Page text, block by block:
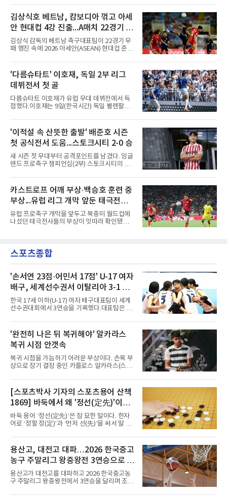
승자는 ACLE 본선에 오르고 패자는 2부 격 대회
인 AFC 챔피언스리그2(ACL2)로 향한다. 강원은
2024시즌 K리그1 준우승 자격으로 나선 지난 시
즌 ACLE에서 창단 첫 아시아 무대를 경험하며
16강에 진출했고, 2025시즌 리그 5위로 이번 출
전권을 얻었다.감바 오사카는 2025-2026시즌
ACL2 결승에서 크리스티아누 호날두의 소속팀
기세도 좋다.최근 리그 2연패로 상승세가 끊긴
강원은 이번 승리로 반등을 노린다. 김대
김상식호 베트남, 캄보디아 꺾고 아세
안 현대컵 4강 진출...A매치 22경기 무
패 질주
김상식 감독의 베트남 축구대표팀이 22경기 무
패 행진 속에 2026 아세안(ASEAN) 현대컵 준결
딘 국립경기장에서 열린 캄보디아와의 조별리그
A조 4차전에서 응우옌 딘 박의 2골과 상대 자책
골을 묶어 3-1로 이겼다. 3승 1무 승점 10으로
싱가포르(승점 8)를 제치고 조 1위를 차지했고,
A매치 연속 무패는 22경기(19승 3무)로 늘렸다.
종전 자국 기록은 18경기였다.2년마다 열리는
현대컵은 '동남아의 월드컵'으로 불리며, 스즈키
패와 통산 4번째 우승을 노린다.준결승 상대 말
레이시아는 8일 필리핀을 1-0
'다름슈타트' 이호재, 독일 2부 리그
데뷔전서 첫 골
다름슈타트 이호재가 유럽 무대 데뷔전에서 득
점했다.이호재는 9일(한국시간) 독일 뵐렌팔토
2027시즌 2.분데스리가(2부) 개막전에서 0-2로
뒤진 후반 추격골을 넣었다. 후반 15분 핀 라켄
마허와 교체 투입된 그는 후반 31분 페널티지역
오른쪽에서 카이 클레피시의 패스를 받아 오른
발 슈팅으로 마무리했다.다름슈타트는 후반 41
분 알렉산다르 부코티치의 동점골로 승점 1을
챙겼다. 홀슈타인 킬은 전반 8분 기예르모 발지,
활용한 제공권과 문전 슈팅이 강점인 정통 스트
라이커로, K리그1 포항 스틸러스에서
'이적설 속 산뜻한 출발' 배준호 시즌
첫 공식전서 도움...스토크시티 2-0 승
새 시즌 첫 무대부터 공격포인트를 남겼다. 잉글
랜드 프로축구 챔피언십(2부) 스토크시티의 배
호는 9일(한국시간) 영국 스토크온트렌트의 베
트365 스타디움에서 열린 올덤 애슬레틱(4부)과
의 2026-2027시즌 잉글랜드 풋볼리그컵(EFL
컵) 1라운드에서 팀의 2-0 승리에 쐐기를 박는
골을 도왔다.투입 직후 결정적인 장면을 만들었
다. 1-0으로 앞서던 후반 21분 그라운드를 밟은
그는 후반 37분 상대 수비 라인 사이를 찌르는
흔들었다.시점도 좋았다. 프랑스 올랭피크 리옹
이적설이 도는 배준호는 시즌 첫
카스트로프 어깨 부상·백승호 훈련 중
부상...유럽 리그 개막 앞둔 태극전사
악재
유럽 프로축구 개막을 앞두고 북중미 월드컵에
나섰던 태극전사들의 부상이 잇따라 확인됐다.
쳐 당분간 출전이 어렵다고 밝혔다. 그는 후반 교
체 투입돼 두 골을 넣었으나 후반 22분 부상으로
에서 태어난 카스트로프는 측면 미드필더와 측
면 수비가 가능한 자원으로, 월드컵 남아프리카
공화국과의 조별리그 3차전에 출전했다. 해외
출생 혼혈 선수의 한국 남자 대표팀 월드컵 출전
은 그가 처음이다. 묀헨글라트바흐는 23일 DFB
포칼 1라운드, 29일 라이프치히
스포츠종합
'손서연 23점·어민서 17점' U-17 여자
배구, 세계선수권서 이탈리아 3-1 완
파...조별리그 3연승
한국 17세 이하(U-17) 여자 배구대표팀이 세계
선수권대회에서 3연승을 기록했다.대표팀은 9
FIVB U-17 여자 세계선수권대회 조별리그 D조
3차전에서 이탈리아를 3-1(25-14 25-19 13-25
25-20)로 꺾었다. 푸에르토리코, 대만에 이은 3
연승으로 승점 9를 쌓아 조 1위에 올랐다. 24개
팀이 6개 팀씩 4개 조로 나뉘어 조별리그를 치르
며 각 조 상위 4개 팀이 16강에 진출한다.지난해
U-16 아시아선수권 우승으로 처음 이 대회에 나
종반 점수 차를 벌려 승점 3을 챙겼다.블로킹은
7-16으로 밀렸지만 한국보다
'완전히 나은 뒤 복귀해야' 알카라스
복귀 시점 안갯속
복귀 시점을 가늠하기 어려운 부상이다. 손목 부
상으로 장기 결장 중인 카를로스 알카라스(스페
을지 관심이 쏠린다.얀니크 신네르(이탈리아)와
정상을 다투던 알카라스는 지난 4월 바르셀로나
오픈 이후 넉 달째 남자프로테니스(ATP) 투어 경
기에 나서지 못하고 있다. 9일 영국 BBC 등에 따
르면 그는 손목 힘줄을 감싸는 활막에 염증이 생
기는 건초염을 앓고 있다.이 부상이 까다로운 이
유가 있다. 반복적으로 라켓을 쥐고 휘두르는 동
최장 1년의 회복이 필요하다. 알카라스는 수술
은 받지 않았다. 라켓
[스포츠박사 기자의 스포츠용어 산책
1869] 바둑에서 왜 '정선(定先)'이라
말할까
바둑 용어 ‘정선(定先)’은 참 묘한 말이다. 한자
어로 ‘정할 정(定)’과 ‘먼저 선(先)’을 써서 말 그
이 먼저 두되 백에게 덤을 주지 않는 방식이다.
요즘 프로기사들의 대국은 대부분 ‘호선(互
先)’으로 치러지고, 백에게 6집 반 또는 7집 반의
덤을 주는 것이 일반적이다. (본 코너 1868회 ‘바
둑에서 왜 ‘호선(互先)’이라 말할까‘ 참조) 반면
정선에서는 흑이 먼저 두는 대신 덤이 없다. 한국
기원 역시 기력 차이를 표시하는 기준에서 정선
용산고, 대전고 대파…2026 한국중고
농구 주말리그 왕중왕전 3연승으로 조
1위 16강 진출
용산고가 대전고를 대파하고 2026 한국중고농
구 주말리그 왕중왕전에서 3연승을 달리며 조 1